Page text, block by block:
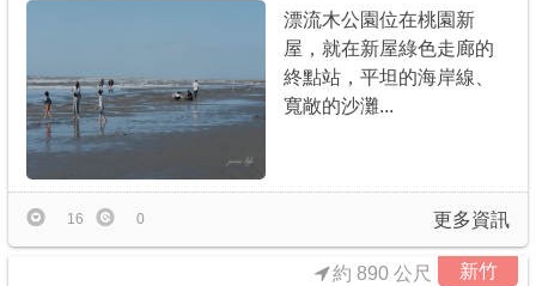
最新留言
商家合作
推薦景點
漂流木公園位在桃園新
屋，就在新屋綠色走廊的
終點站，平坦的海岸線、
寬敞的沙灘...
更多資訊
16 0
新竹
約 890 公尺